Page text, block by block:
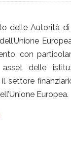
delle Autorità di
con
delle
settore
Europea.